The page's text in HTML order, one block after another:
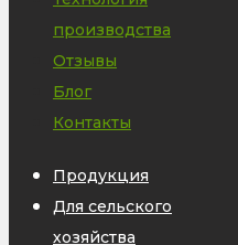
производства
Отзывы
Блог
Контакты
Продукция
Для сельского
хозяйства